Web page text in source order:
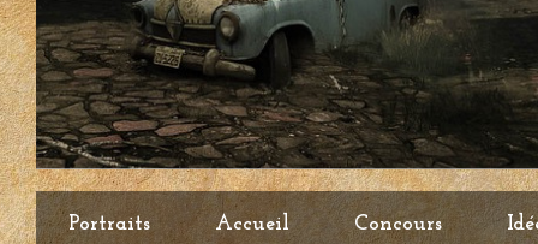
Portraits Accueil Concours